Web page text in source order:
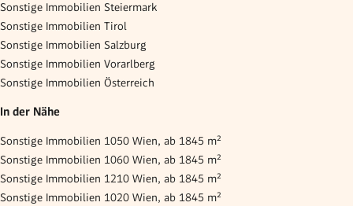
Sonstige Immobilien Steiermark
Sonstige Immobilien Tirol
Sonstige Immobilien Salzburg
Sonstige Immobilien Vorarlberg
Sonstige Immobilien Österreich
In der Nähe
Sonstige Immobilien 1050 Wien, ab 1845 m²
Sonstige Immobilien 1060 Wien, ab 1845 m²
Sonstige Immobilien 1210 Wien, ab 1845 m²
Sonstige Immobilien 1020 Wien, ab 1845 m²